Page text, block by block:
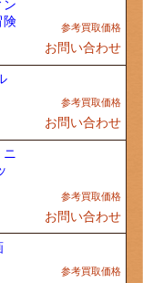
ン
険
お問い合わせ
お問い合わせ
ニ
お問い合わせ